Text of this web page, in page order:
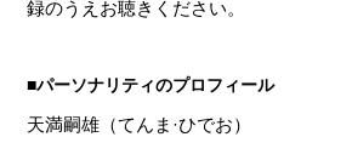
録のうえお聴きください。
■パーソナリティのプロフィール
天満嗣雄（てんま·ひでお）